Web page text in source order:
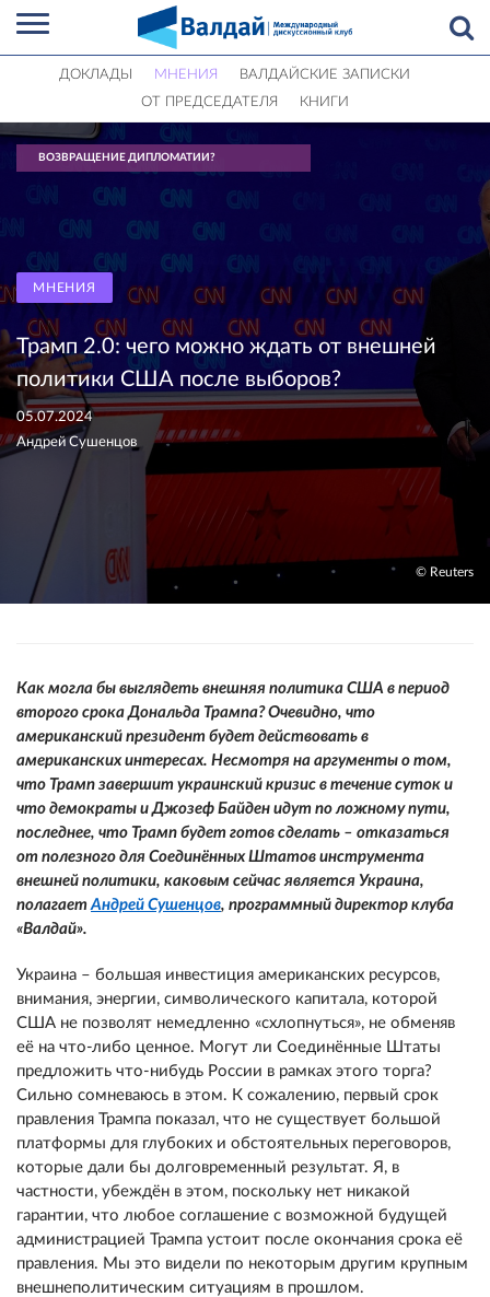
ДОКЛАДЫ МНЕНИЯ
ВАЛДАЙСКИЕ ЗАПИСКИ
ОТ ПРЕДСЕДАТЕЛЯ
КНИГИ
ВОЗВРАЩЕНИЕ ДИПЛОМАТИИ?
МНЕНИЯ
Трамп 2.0: чего можно ждать от внешней
политики США после выборов?
05.07.2024
Андрей Сушенцов
© Reuters
Как могла бы выглядеть внешняя политика США в период
второго срока Дональда Трампа? Очевидно, что
американский президент будет действовать в
американских интересах. Несмотря на аргументы о том,
что Трамп завершит украинский кризис в течение суток и
что демократы и Джозеф Байден идут по ложному пути,
последнее, что Трамп будет готов сделать – отказаться
от полезного для Соединённых Штатов инструмента
внешней политики, каковым сейчас является Украина,
полагаетАндрей Сушенцов, программный директор клуба
«Валдай».
Украина – большая инвестиция американских ресурсов,
внимания, энергии, символического капитала, которой
США не позволят немедленно «схлопнуться», не обменяв
её на что-либо ценное. Могут ли Соединённые Штаты
предложить что-нибудь России в рамках этого торга?
Сильно сомневаюсь в этом. К сожалению, первый срок
правления Трампа показал, что не существует большой
платформы для глубоких и обстоятельных переговоров,
которые дали бы долговременный результат. Я, в
частности, убеждён в этом, поскольку нет никакой
гарантии, что любое соглашение с возможной будущей
администрацией Трампа устоит после окончания срока её
правления. Мы это видели по некоторым другим крупным
внешнеполитическим ситуациям в прошлом.